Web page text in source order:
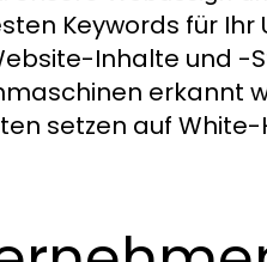
Keywords für Ihr
Inhalte und -
erkannt
setzen auf